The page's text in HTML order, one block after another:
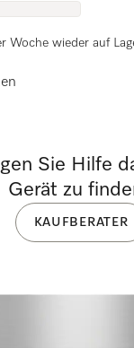
Woche wieder auf
in 14cm
Sie Hilfe
Gerät zu
KAUFBERATER